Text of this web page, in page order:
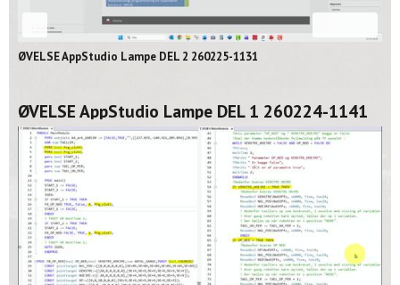
ØVELSE AppStudio Lampe DEL 2 260225-1131
ØVELSE AppStudio Lampe DEL 1 260224-1141